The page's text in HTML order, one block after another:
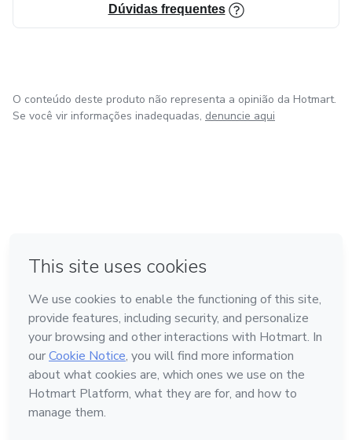
Dúvidas frequentes
O conteúdo deste produto não representa a opinião da Hotmart.
Se você vir informações inadequadas, denuncie aqui
Feito com ❤ em Bogotá
Conheça a Hotmart
Idioma
Português